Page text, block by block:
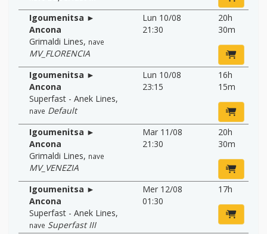
Igoumenitsa ►
Ancona
Grimaldi Lines, nave
MV_FLORENCIA
Lun 10/08
21:30
20h
30m
Igoumenitsa ►
Ancona
Superfast - Anek Lines,
nave Default
Lun 10/08
23:15
16h
15m
Igoumenitsa ►
Ancona
Grimaldi Lines, nave
MV_VENEZIA
Mar 11/08
21:30
20h
30m
Igoumenitsa ►
Ancona
Superfast - Anek Lines,
nave Superfast III
Mer 12/08
01:30
17h